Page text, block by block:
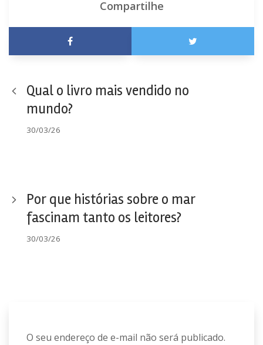
Compartilhe
Qual o livro mais vendido no
mundo?
30/03/26
Por que histórias sobre o mar
fascinam tanto os leitores?
30/03/26
O seu endereço de e-mail não será publicado.